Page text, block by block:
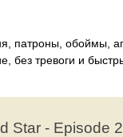
патроны, обоймы,
без тревоги и
Star - Episode